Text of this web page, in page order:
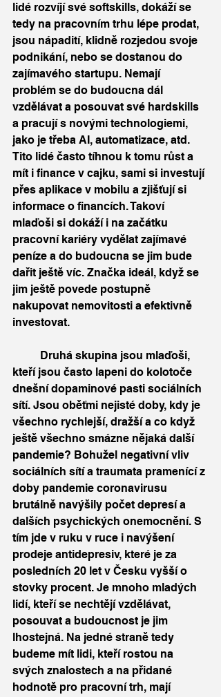
lidé rozvíjí své softskills, dokáží se
tedy na pracovním trhu lépe prodat,
jsou nápadití, klidně rozjedou svoje
podnikání, nebo se dostanou do
zajímavého startupu. Nemají
problém se do budoucna dál
vzdělávat a posouvat své hardskills
a pracují s novými technologiemi,
jako je třeba AI, automatizace, atd.
Tito lidé často tíhnou k tomu růst a
mít i finance v cajku, sami si investují
přes aplikace v mobilu a zjišťují si
informace o financích. Takoví
mlaďoši si dokáží i na začátku
pracovní kariéry vydělat zajímavé
peníze a do budoucna se jim bude
dařit ještě víc. Značka ideál, když se
jim ještě povede postupně
nakupovat nemovitosti a efektivně
investovat.
kteří jsou často lapeni do kolotoče
dnešní dopaminové pasti sociálních
sítí. Jsou oběťmi nejisté doby, kdy je
všechno rychlejší, dražší a co když
ještě všechno smázne nějaká další
pandemie? Bohužel negativní vliv
sociálních sítí a traumata pramenící z
doby pandemie coronavirusu
brutálně navýšily počet depresí a
dalších psychických onemocnění. S
tím jde v ruku v ruce i navýšení
prodeje antidepresiv, které je za
posledních 20 let v Česku vyšší o
stovky procent. Je mnoho mladých
lidí, kteří se nechtějí vzdělávat,
posouvat a budoucnost je jim
lhostejná. Na jedné straně tedy
budeme mít lidi, kteří rostou na
svých znalostech a na přidané
hodnotě pro pracovní trh, mají